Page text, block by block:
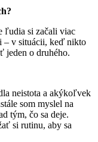
ľudia si začali viac
– v situácii, keď nikto
jeden o druhého.
neistota a akýkoľvek
som myslel na
tým, čo sa deje.
si rutinu, aby sa